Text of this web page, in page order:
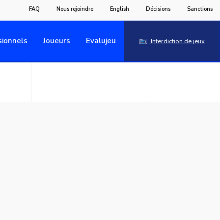
FAQ Nous rejoindre English Décisions Sanctions
Joueurs Evalujeu Interdiction de jeux